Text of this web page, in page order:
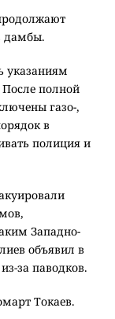
дамбы.
указаниям
После полной
газо-,
в
полиция и
Западно-
объявил в
за паводков.
Токаев.